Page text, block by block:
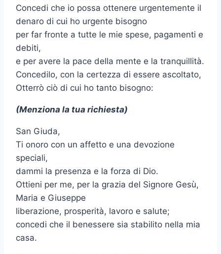
Concedi che io possa ottenere urgentemente il
denaro di cui ho urgente bisogno
per far fronte a tutte le mie spese, pagamenti e
debiti,
e per avere la pace della mente e la tranquillità.
Concedilo, con la certezza di essere ascoltato,
Otterrò ciò di cui ho tanto bisogno:
(Menziona la tua richiesta)
San Giuda,
Ti onoro con un affetto e una devozione
speciali,
dammi la presenza e la forza di Dio.
Ottieni per me, per la grazia del Signore Gesù,
Maria e Giuseppe
liberazione, prosperità, lavoro e salute;
concedi che il benessere sia stabilito nella mia
casa.